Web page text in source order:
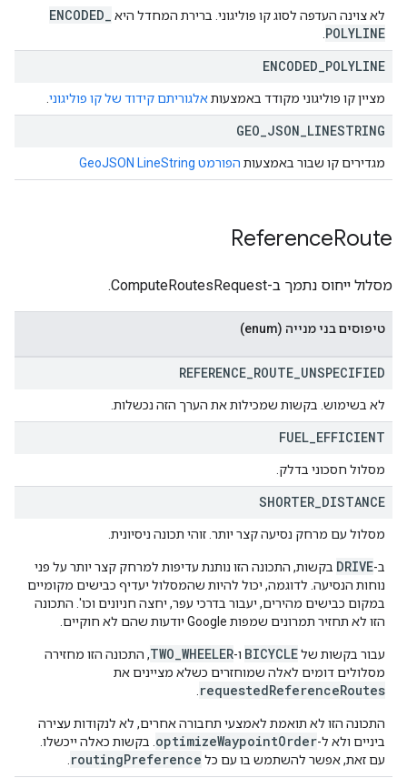
לא צוינה העדפה לסוג קו פוליגוני. ברירת המחדל היא ENCODED
POLYLINE
ENCODED POLYLINE
מציין קו פוליגוני מקודד באמצעותאלגוריתם קידוד של קו פוליגוני
GEO JSON LINESTRING
מגדירים קו שבור באמצעות הפורמט GeoJSON LineString
ReferenceRoute
מסלול ייחוס נתמך ב-ComputeRoutesRequest.
טיפוסים בני מנייה (enum)
REFERENCE ROUTE UNSPECIFIED
לא בשימוש. בקשות שמכילות את הערך הזה נכשלות.
FUEL EFFICIENT
מסלול חסכוני בדלק.
SHORTER DISTANCE
מסלול עם מרחק נסיעה קצר יותר. זוהי תכונה ניסיונית.
ב-DRIVE בקשות, התכונה הזו נותנת עדיפות למרחק קצר יותר על פני
נוחות הנסיעה. לדוגמה, יכול להיות שהמסלול יעדיף כבישים מקומיים
במקום כבישים מהירים, יעבור בדרכי עפר, יחצה חניונים וכו'. התכונה
הזו לא תחזיר תמרונים שמפות Google יודעות שהם לא חוקיים.
עבור בקשות שלBICYCLE ו-TWO_WHEELER, התכונה הזו מחזירה
מסלולים דומים לאלה שמוחזרים כשלא מציינים את
requestedReferenceRoutes
התכונה הזו לא תואמת לאמצעי תחבורה אחרים, לא לנקודות עצירה
ביניים ולא ל-optimizeWaypointOrder . בקשות כאלה ייכשלו.
עם זאת, אפשר להשתמש בו עם כל routingPreference